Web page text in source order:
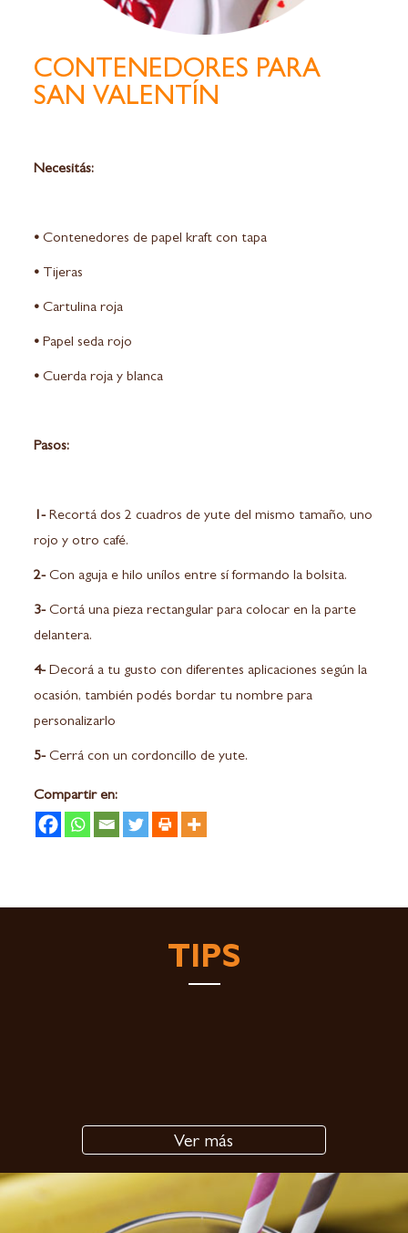
CONTENEDORES PARA
SAN VALENTÍN
Necesitás:
•Contenedores de papel kraft con tapa
•Tijeras
•Cartulina roja
•Papel seda rojo
•Cuerda roja y blanca
Pasos:
1-Recortá dos 2 cuadros de yute del mismo tamaño, uno
rojo y otro café.
2-Con aguja e hilo unílos entre sí formando la bolsita.
3-Cortá una pieza rectangular para colocar en la parte
delantera.
4-Decorá a tu gusto con diferentes aplicaciones según la
ocasión, también podés bordar tu nombre para
personalizarlo
5-Cerrá con un cordoncillo de yute.
Compartir en:
TIPS
Ver más